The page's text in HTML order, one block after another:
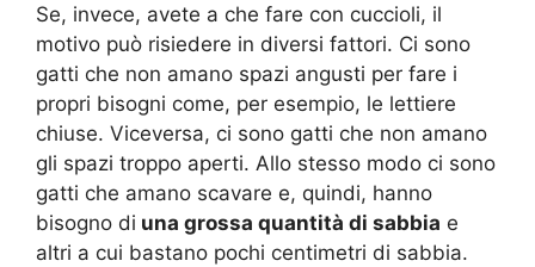
Se, invece, avete a che fare con cuccioli, il
motivo può risiedere in diversi fattori. Ci sono
gatti che non amano spazi angusti per fare i
propri bisogni come, per esempio, le lettiere
chiuse. Viceversa, ci sono gatti che non amano
gli spazi troppo aperti. Allo stesso modo ci sono
gatti che amano scavare e, quindi, hanno
bisogno di una grossa quantità di sabbia e
altri a cui bastano pochi centimetri di sabbia.